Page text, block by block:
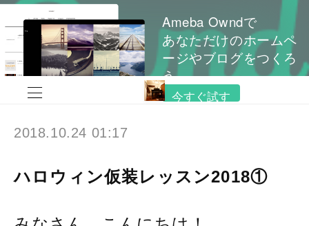
Ameba Owndで
あなただけのホームペ
ージやブログをつくろ
う
今すぐ試す
2018.10.24 01:17
ハロウィン仮装レッスン2018①